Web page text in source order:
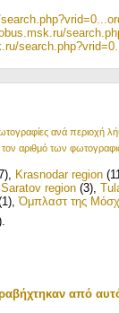
ανά περιοχή
αριθμό των
, Krasnodar region
Saratov region (3),
,Όμπλαστ της
.
από